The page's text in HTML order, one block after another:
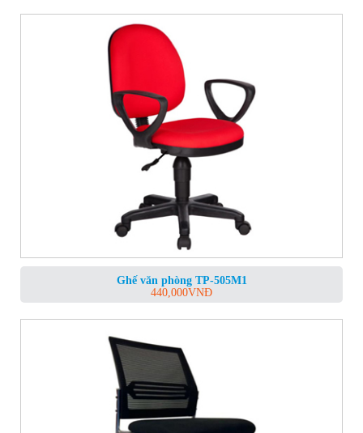
Ghế văn phòng TP-505M1
440,000VNĐ